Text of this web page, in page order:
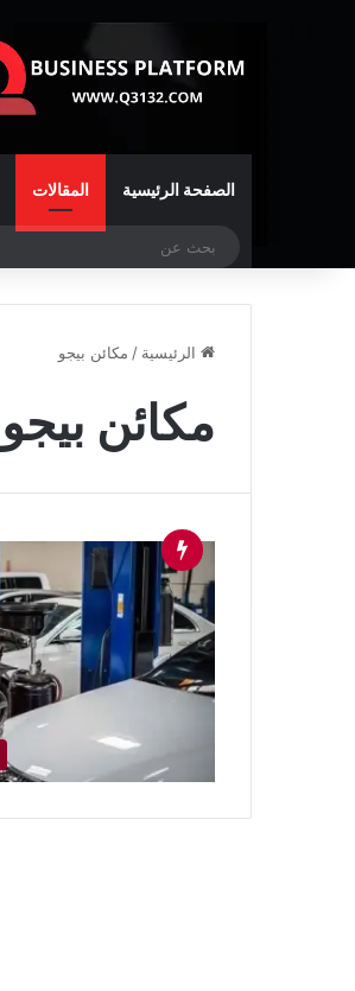
الصفحة الرئيسية المقالات
الرئيسية / مكائن بيجو
مكائن بيجو